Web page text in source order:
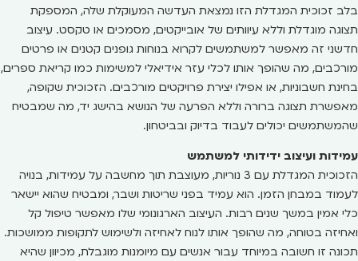
בלב זכוכית המגדלת הזו נמצאת העדשה המעוקלת שלה, המספקת
תצוגה מוגדלת וללא עיוותים של אובייקטים, מסמכים או טקסט. עיצוב
חדשני זה מאפשר למשתמשים לקרוא בנוחות גופנים קטנים או פרטים
מורכבים, מה שהופך אותו לכלי עזר אידיאלי למשימות כמו קריאת ספרים,
בחינת חשבוניות, או אפילו יצירת פרויקטים מורכבים. הזכוכית שקופה,
מאפשרת תצוגה ברורה וללא הפרעה של הנושא בהישג יד, מה שמבטיח
שהמשתמשים יכולים לעבוד בדיוק ובביטחון.
עמידות ועיצוב ידידותי למשתמש
הזכוכית המגדלת עם 3 נוריות, מעוצבת תוך מחשבה על עמידות, בנויה
לעמוד במבחן הזמן. הוא עמיד בפני שריטות ושבר, ומבטיח שהוא יישאר
כלי אמין במשך שנים רבות. העיצוב הארגונומי שלו מאפשר טיפול קל
ואחיזה בטוחה, מה שהופך אותו לנוח לאחיזה ולשימוש לתקופות ממושכות.
תכונה זו חשובה במיוחד עבור אנשים עם מיומנות מוגבלת, מכיוון שהיא